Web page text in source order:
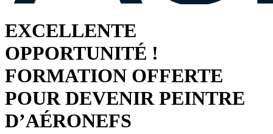
EXCELLENTE
OPPORTUNITÉ !
FORMATION OFFERTE
POUR DEVENIR PEINTRE
D’AÉRONEFS